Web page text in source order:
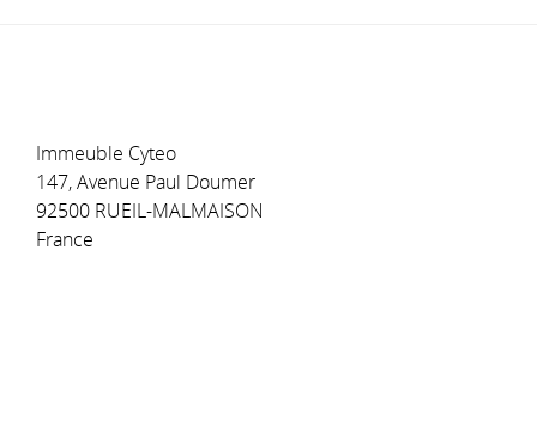
Immeuble Cyteo
147, Avenue Paul Doumer
92500 RUEIL-MALMAISON
France